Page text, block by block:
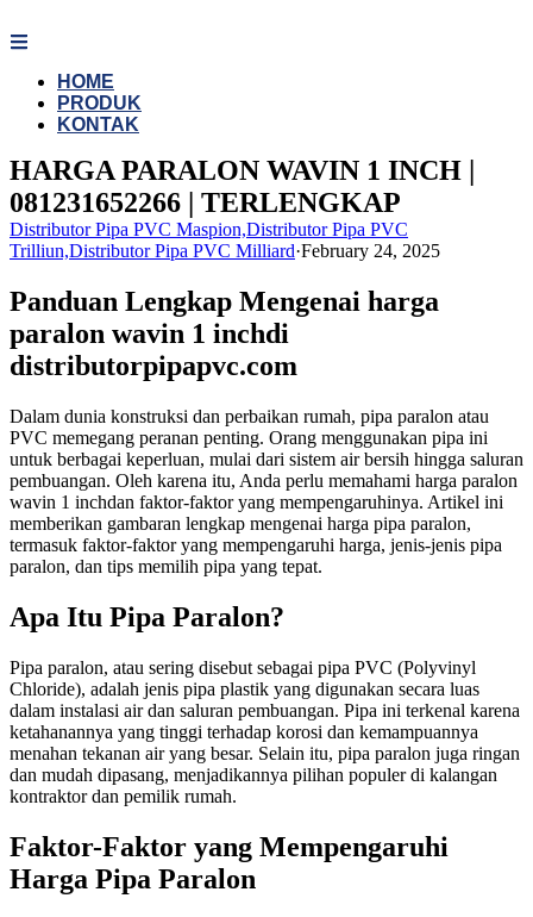
to
HOME
PRODUK
KONTAK
HARGA PARALON WAVIN 1 INCH |
081231652266 | TERLENGKAP
Distributor Pipa PVC Maspion,Distributor Pipa PVC
Trilliun,Distributor Pipa PVC Milliard·February 24, 2025
Panduan Lengkap Mengenai harga
paralon wavin 1 inchdi
distributorpipapvc.com
Dalam dunia konstruksi dan perbaikan rumah, pipa paralon atau
PVC memegang peranan penting. Orang menggunakan pipa ini
untuk berbagai keperluan, mulai dari sistem air bersih hingga saluran
pembuangan. Oleh karena itu, Anda perlu memahami harga paralon
wavin 1 inchdan faktor-faktor yang mempengaruhinya. Artikel ini
memberikan gambaran lengkap mengenai harga pipa paralon,
termasuk faktor-faktor yang mempengaruhi harga, jenis-jenis pipa
paralon, dan tips memilih pipa yang tepat.
Apa Itu Pipa Paralon?
Pipa paralon, atau sering disebut sebagai pipa PVC (Polyvinyl
Chloride), adalah jenis pipa plastik yang digunakan secara luas
dalam instalasi air dan saluran pembuangan. Pipa ini terkenal karena
ketahanannya yang tinggi terhadap korosi dan kemampuannya
menahan tekanan air yang besar. Selain itu, pipa paralon juga ringan
dan mudah dipasang, menjadikannya pilihan populer di kalangan
kontraktor dan pemilik rumah.
Faktor-Faktor yang Mempengaruhi
Harga Pipa Paralon